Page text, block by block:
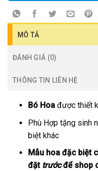
MÔ TẢ
ĐÁNH GIÁ (0)
THÔNG TIN LIÊN HỆ
Bó Hoa được thiết
Phù Hợp tặng sinh
biệt khác
Mẫu hoa đặc biệt
đặt trướcđể shop